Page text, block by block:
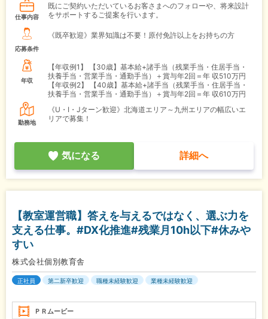
仕事内容
既にご契約いただいているお客さまへのフォローや、将来設計
をサポートするご提案を行います。
応募条件
《既卒歓迎》業界知識は不要！原付免許以上をお持ちの方
年収
【年収例1】
【30歳】基本給+諸手当（残業手当・住居手当・
扶養手当・営業手当・通勤手当）＋賞与年2回＝年 収510万円
【年収例2】
【40歳】基本給+諸手当（残業手当・住居手当・
扶養手当・営業手当・通勤手当）＋賞与年2回＝年 収610万円
勤務地
《U・I・Jターン歓迎》北海道エリア～九州エリアの幅広いエ
リアで募集！
気になる 詳細へ
【教室運営職】答えを与えるではなく、選ぶ力を
支える仕事。#DX化推進#残業月10h以下#休みや
すい
株式会社個別教育舎
正社員 第二新卒歓迎 職種未経験歓迎 業種未経験歓迎
ＰＲムービー